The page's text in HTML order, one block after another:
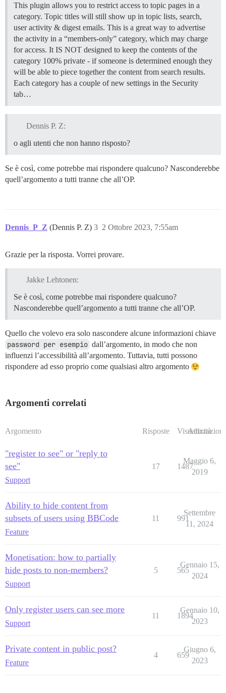
This plugin allows you to restrict access to topic pages in a
category. Topic titles will still show up in topic lists, search,
user activity & digest emails. This is a great way to advertise
the activity in a “members-only” category, which may charge
for access. It IS NOT designed to keep the contents of the
category 100% private - if someone is determined enough they
will be able to piece together the content from search results.
Each category has a couple of new settings in the Security
tab…
Dennis P. Z:
o agli utenti che non hanno risposto?
Se è così, come potrebbe mai rispondere qualcuno? Nasconderebbe
quell’argomento a tutti tranne che all’OP.
Dennis_P_Z (Dennis P. Z) 2 Ottobre 2023, 7:55am
3
Grazie per la risposta. Vorrei provare.
Jakke Lehtonen:
Se è così, come potrebbe mai rispondere qualcuno?
Nasconderebbe quell’argomento a tutti tranne che all’OP.
Quello che volevo era solo nascondere alcune informazioni chiave
password per esempio dall’argomento, in modo che non
influenzi l’accessibilità all’argomento. Tuttavia, tutti possono
rispondere ad esso proprio come qualsiasi altro argomento
Argomenti correlati
Argomento Risposte Visualizzazioni
Attività
"register to see" or "reply to
see"
Support
17 1487
Maggio 6,
2019
Ability to hide content from
subsets of users using BBCode
Feature
11 991
Settembre
11, 2024
Monetisation: how to partially
hide posts to non-members?
Support
5 565
Gennaio 15,
2024
Only register users can see more
Support
11 1894
Gennaio 10,
2023
Private content in public post?
Feature
4 659
Giugno 6,
2023